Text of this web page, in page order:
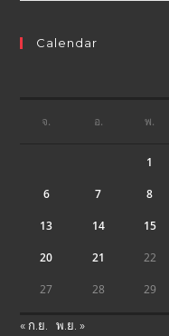
Calendar
จ. อ. พ.
1
6 7 8
13 14 15
20 21 22
27 28 29
« ก.ย. พ.ย. »